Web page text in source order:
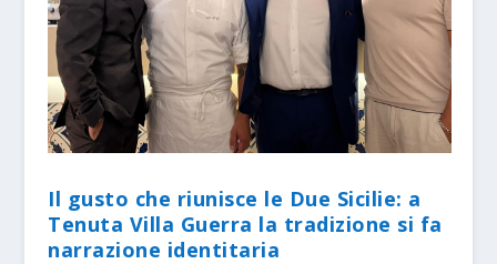
Il gusto che riunisce le Due Sicilie: a
Tenuta Villa Guerra la tradizione si fa
narrazione identitaria